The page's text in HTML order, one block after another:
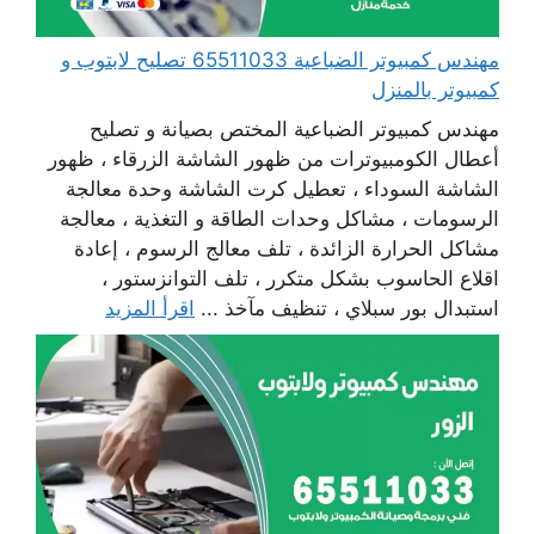
مهندس كمبيوتر الضباعية 65511033 تصليح لابتوب و
كمبيوتر بالمنزل
مهندس كمبيوتر الضباعية المختص بصيانة و تصليح
أعطال الكومبيوترات من ظهور الشاشة الزرقاء ، ظهور
الشاشة السوداء ، تعطيل كرت الشاشة وحدة معالجة
الرسومات ، مشاكل وحدات الطاقة و التغذية ، معالجة
مشاكل الحرارة الزائدة ، تلف معالج الرسوم ، إعادة
اقلاع الحاسوب بشكل متكرر ، تلف التوانزستور ،
استبدال بور سبلاي ، تنظيف مآخذ ... اقرأ المزيد